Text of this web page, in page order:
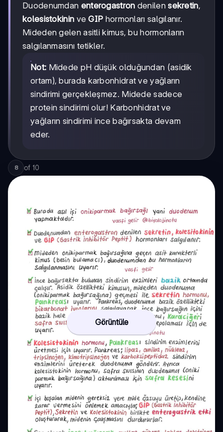
Duodenumdan enterogastron denilensekretin,
kolesistokinin veGIP hormonları salgılanır.
Mideden gelen asitli kimus, bu hormonların
salgılanmasını tetikler.
Not: Midede pH düşük olduğundan (asidik
ortam), burada karbonhidrat ve yağların
sindirimi gerçekleşmez. Midede sadece
protein sindirimi olur! Karbonhidrat ve
yağların sindirimi ince bağırsakta devam
eder.
8 of 10
Görüntüle